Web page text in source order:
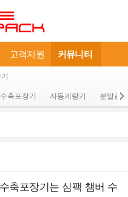
고객지원 커뮤니티
수축포장기 자동계량기 분말충
축포장기는 심팩 챔버 수